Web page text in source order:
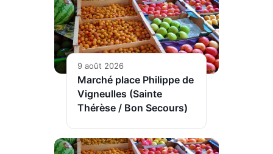
9 août 2026
Marché place Philippe de
Vigneulles (Sainte
Thérèse / Bon Secours)